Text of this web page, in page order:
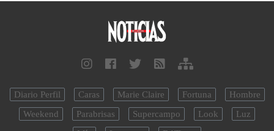
Diario Perfil Caras Marie Claire Fortuna
Hombre
Weekend
Parabrisas Supercampo Look
Luz